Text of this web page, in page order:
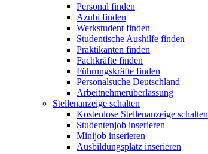
Personal finden
Azubi finden
Werkstudent finden
Studentische Aushilfe finden
Praktikanten finden
Fachkräfte finden
Führungskräfte finden
Personalsuche Deutschland
Arbeitnehmerüberlassung
Stellenanzeige schalten
Kostenlose Stellenanzeige schalten
Studentenjob inserieren
Minijob inserieren
Ausbildungsplatz inserieren